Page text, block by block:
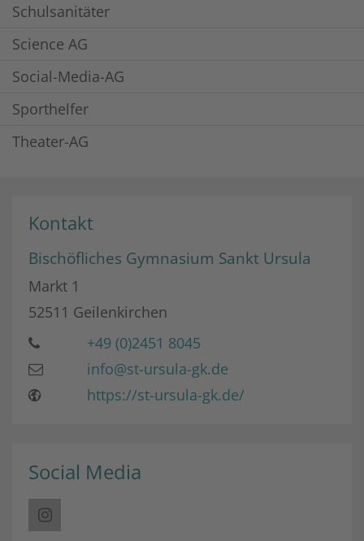
Schulsanitäter
Science AG
Social-Media-AG
Sporthelfer
Theater-AG
Kontakt
Bischöfliches Gymnasium Sankt Ursula
Markt 1
52511 Geilenkirchen
+49 (0)2451 8045
info@st-ursula-gk.de
https://st-ursula-gk.de/
Social Media